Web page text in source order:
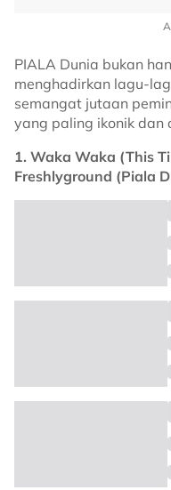
PIALA Dunia bukan
menghadirkan lagu-
semangat jutaan
yang paling ikonik dan
1. Waka Waka (This
Freshlyground (Piala